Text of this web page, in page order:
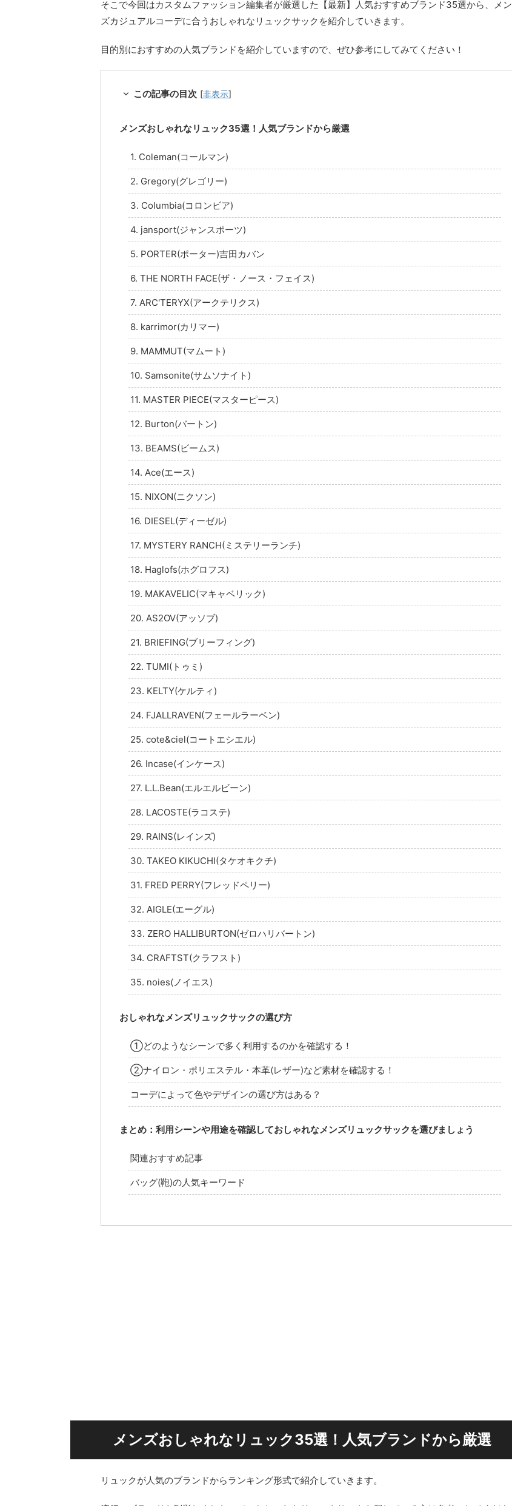
そこで今回はカスタムファッション編集者が厳選した【最新】人気おすすめブランド35選から、メン
ズカジュアルコーデに合うおしゃれなリュックサックを紹介していきます。
目的別におすすめの人気ブランドを紹介していますので、ぜひ参考にしてみてください！
この記事の目次 [非表示]
メンズおしゃれなリュック35選！人気ブランドから厳選
1. Coleman(コールマン)
2. Gregory(グレゴリー)
3. Columbia(コロンビア)
4. jansport(ジャンスポーツ)
5. PORTER(ポーター)吉田カバン
6. THE NORTH FACE(ザ・ノース・フェイス)
7. ARC'TERYX(アークテリクス)
8. karrimor(カリマー)
9. MAMMUT(マムート)
10. Samsonite(サムソナイト)
11. MASTER PIECE(マスターピース)
12. Burton(バートン)
13. BEAMS(ビームス)
14. Ace(エース)
15. NIXON(ニクソン)
16. DIESEL(ディーゼル)
17. MYSTERY RANCH(ミステリーランチ)
18. Haglofs(ホグロフス)
19. MAKAVELIC(マキャベリック)
20. AS2OV(アッソブ)
21. BRIEFING(ブリーフィング)
22. TUMI(トゥミ)
23. KELTY(ケルティ)
24. FJALLRAVEN(フェールラーベン)
25. cote&ciel(コートエシエル)
26. Incase(インケース)
27. L.L.Bean(エルエルビーン)
28. LACOSTE(ラコステ)
29. RAINS(レインズ)
30. TAKEO KIKUCHI(タケオキクチ)
31. FRED PERRY(フレッドペリー)
32. AIGLE(エーグル)
33. ZERO HALLIBURTON(ゼロハリバートン)
34. CRAFTST(クラフスト)
35. noies(ノイエス)
おしゃれなメンズリュックサックの選び方
①どのようなシーンで多く利用するのかを確認する！
②ナイロン・ポリエステル・本革(レザー)など素材を確認する！
コーデによって色やデザインの選び方はある？
まとめ：利用シーンや用途を確認しておしゃれなメンズリュックサックを選びましょう
関連おすすめ記事
バッグ(鞄)の人気キーワード
メンズおしゃれなリュック35選！人気ブランドから厳選
リュックが人気のブランドからランキング形式で紹介していきます。